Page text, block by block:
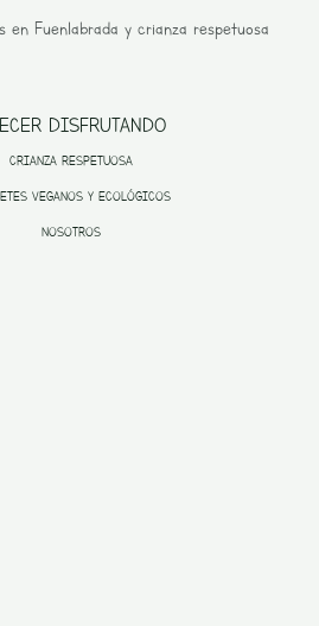
en Fuenlabrada y crianza respetuosa
DISFRUTANDO
CRIANZA RESPETUOSA
VEGANOS Y ECOLÓGICOS
NOSOTROS